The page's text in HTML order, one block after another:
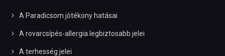
A Paradicsom jótékony hatásai
A rovarcsípés-allergia legbiztosabb jelei
A terhesség jelei